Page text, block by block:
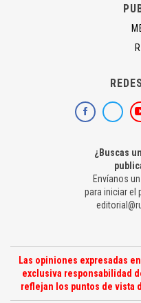
¿Buscas
Envíanos
para iniciar el
Las opiniones expresadas
exclusiva responsabilidad
reflejan los puntos de vista